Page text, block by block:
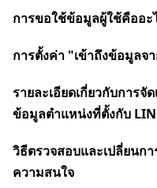
การขอใช้ข้อมูลผู้ใช้คืออะ
การตั้งค่า "เข้าถึงข้อมูล
รายละเอียดเกี่ยวกับการ
ข้อมูลตำแหน่งที่ตั้งกับ
วิธีตรวจสอบและเปลี่ยนก
ความสนใจ